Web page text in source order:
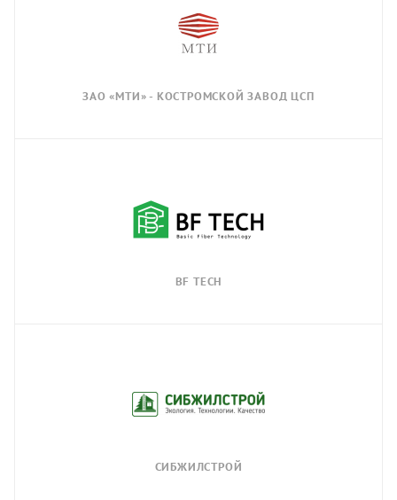
ЗАО «МТИ» - КОСТРОМСКОЙ ЗАВОД ЦСП
BF TECH
СИБЖИЛСТРОЙ